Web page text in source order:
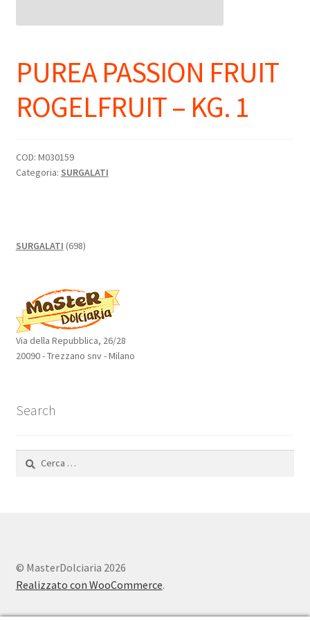
PUREA PASSION FRUIT
ROGELFRUIT – KG. 1
COD: M030159
Categoria: SURGALATI
SURGALATI 698698
Via della Repubblica, 26/28
20090 - Trezzano snv - Milano
Search
© MasterDolciaria 2026
Realizzato con WooCommerce.